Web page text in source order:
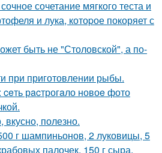
сочетание мягкого теста и
и лука, котоpое покоряет с
быть не "Столовской", а по-
при приготовлении рыбы.
рacтрогaло новоe фото
полезно.
г шампиньонов, 2 луковицы, 5
палочек, 150 г сыра,